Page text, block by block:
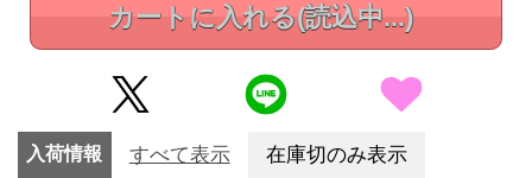
カートに入れる(読込中...)
入荷情報 すべて表示 在庫切のみ表示